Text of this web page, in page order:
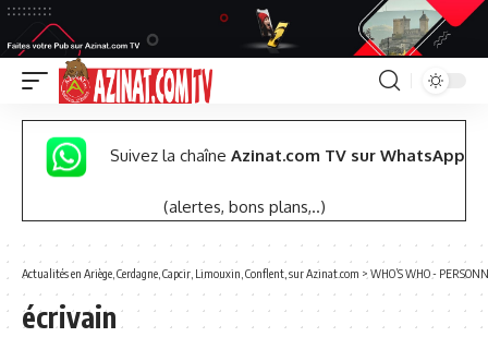
Suivez la chaîne Azinat.com TV sur WhatsApp
(alertes, bons plans,..)
Actualités en Ariège, Cerdagne, Capcir, Limouxin, Conflent, sur Azinat.com > WHO’S WHO -
écrivain